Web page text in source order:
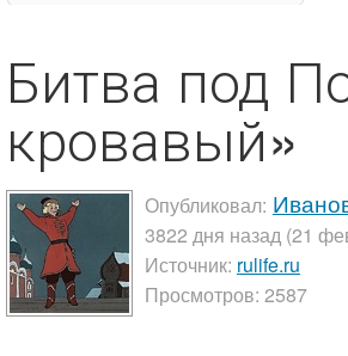
Битва под
кровавый»
Опубликовал:
3822 дня назад (21
Источник: rulife.ru
Просмотров: 2587